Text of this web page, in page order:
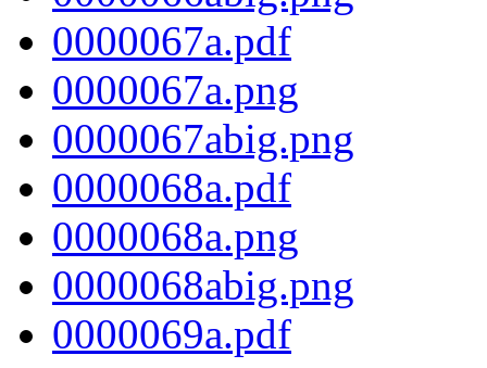
0000067a.pdf
0000067a.png
0000067abig.png
0000068a.pdf
0000068a.png
0000068abig.png
0000069a.pdf